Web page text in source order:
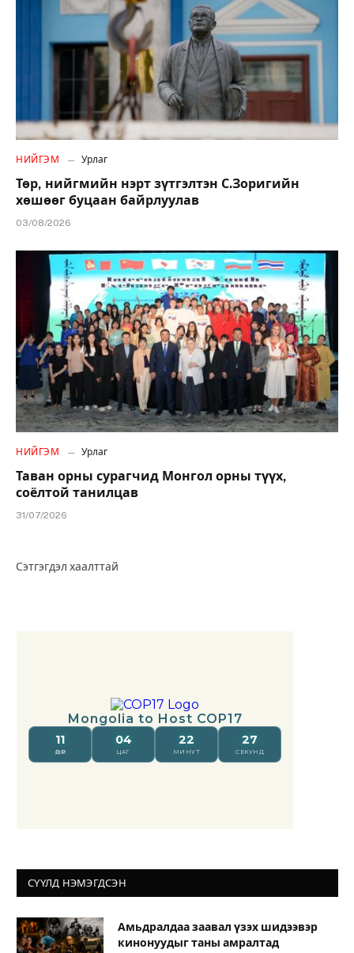
НИЙГЭМ Урлаг
Төр, нийгмийн нэрт зүтгэлтэн С.Зоригийн
хөшөөг буцаан байрлуулав
03/08/2026
НИЙГЭМ Урлаг
Таван орны сурагчид Монгол орны түүх,
соёлтой танилцав
31/07/2026
Сэтгэгдэл хаалттай
СҮҮЛД НЭМЭГДСЭН
Амьдралдаа заавал үзэх шидээвэр
кинонуудыг таны амралтад